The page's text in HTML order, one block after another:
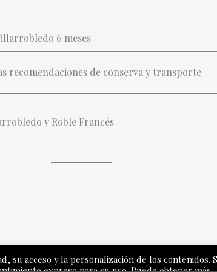
6 meses
recomendaciones de conserva y transporte
y Roble Francés
su acceso y la personalización de los contenidos.